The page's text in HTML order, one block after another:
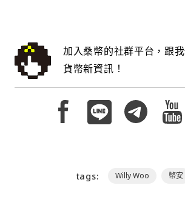
加入桑幣的社群平台，跟
貨幣新資訊！
tags: Willy Woo 幣安